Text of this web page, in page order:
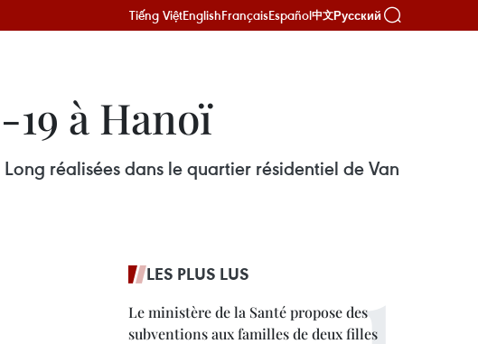
Tiếng ViệtEnglishFrançaisEspañol中文Русский
à Hanoï
réalisées dans le quartier résidentiel de Van
LES PLUS LUS
Le ministère de la Santé propose des
subventions aux familles de deux filles